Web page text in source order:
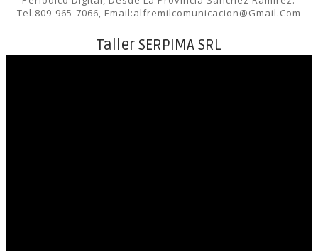
Tel.809-965-7066, Email:alfremilcomunicacion@gmail.com
Taller SERPIMA SRL